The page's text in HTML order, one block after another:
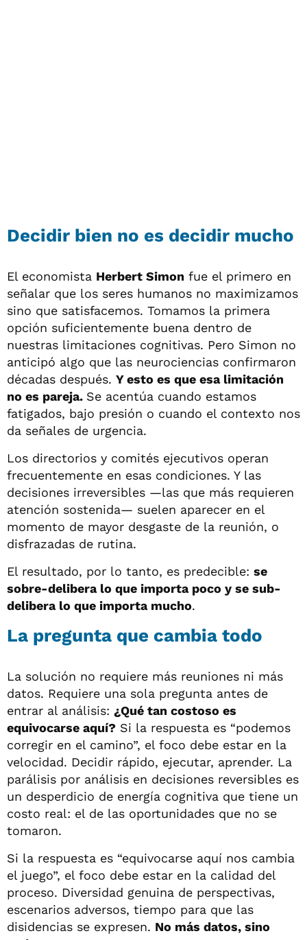
Decidir bien no es decidir mucho
El economista Herbert Simon fue el primero en
señalar que los seres humanos no maximizamos
sino que satisfacemos. Tomamos la primera
opción suficientemente buena dentro de
nuestras limitaciones cognitivas. Pero Simon no
anticipó algo que las neurociencias confirmaron
décadas después. Y esto es que esa limitación
no es pareja. Se acentúa cuando estamos
fatigados, bajo presión o cuando el contexto nos
da señales de urgencia.
Los directorios y comités ejecutivos operan
frecuentemente en esas condiciones. Y las
decisiones irreversibles —las que más requieren
atención sostenida— suelen aparecer en el
momento de mayor desgaste de la reunión, o
disfrazadas de rutina.
El resultado, por lo tanto, es predecible: se
sobre-delibera lo que importa poco y se sub-
delibera lo que importa mucho.
La pregunta que cambia todo
La solución no requiere más reuniones ni más
datos. Requiere una sola pregunta antes de
entrar al análisis: ¿Qué tan costoso es
equivocarse aquí? Si la respuesta es “podemos
corregir en el camino”, el foco debe estar en la
velocidad. Decidir rápido, ejecutar, aprender. La
parálisis por análisis en decisiones reversibles es
un desperdicio de energía cognitiva que tiene un
costo real: el de las oportunidades que no se
tomaron.
Si la respuesta es “equivocarse aquí nos cambia
el juego”, el foco debe estar en la calidad del
proceso. Diversidad genuina de perspectivas,
escenarios adversos, tiempo para que las
disidencias se expresen. No más datos, sino